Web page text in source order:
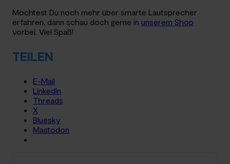
Möchtest Du noch mehr über smarte Lautsprecher
erfahren, dann schau doch gerne in unserem Shop
vorbei. Viel Spaß!
TEILEN
E-Mail
LinkedIn
Threads
X
Bluesky
Mastodon